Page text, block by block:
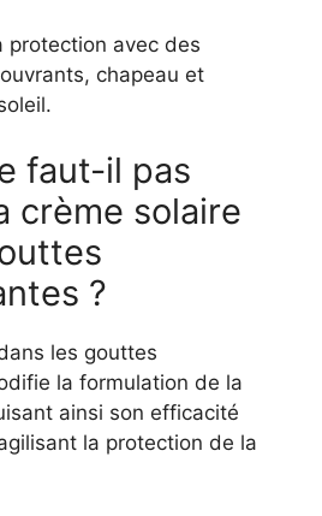
protection avec des
chapeau et
faut-il pas
crème solaire
?
les gouttes
la formulation de la
ainsi son efficacité
la protection de la